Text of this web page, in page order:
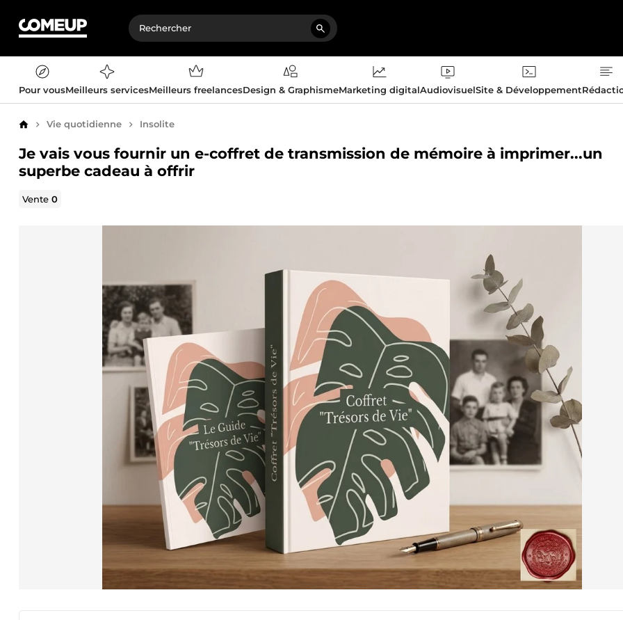
Pour vousMeilleurs servicesMeilleurs freelancesDesign & GraphismeMarketing digitalAudiovisuelSite & Développement
AccueilVie quotidienne Insolite
Je vais vous fournir un e-coffret de transmission de mémoire à imprimer...un
superbe cadeau à offrir
Vente0